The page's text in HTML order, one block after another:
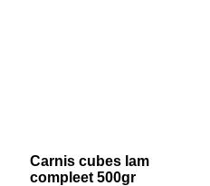
Carnis cubes lam
compleet 500gr